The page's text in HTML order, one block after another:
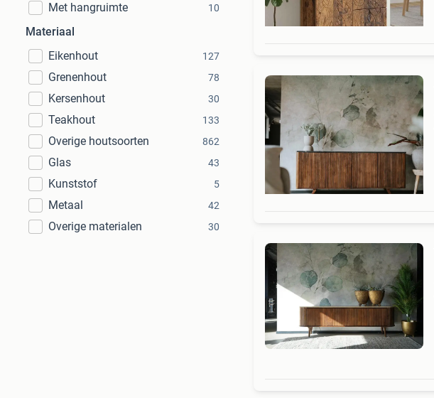
Met hangruimte 10
Materiaal
Eikenhout
127
Grenenhout 78
Kersenhout 30
Teakhout 133
Overige houtsoorten 862
Glas 43
Kunststof 5
Metaal 42
Overige materialen 30